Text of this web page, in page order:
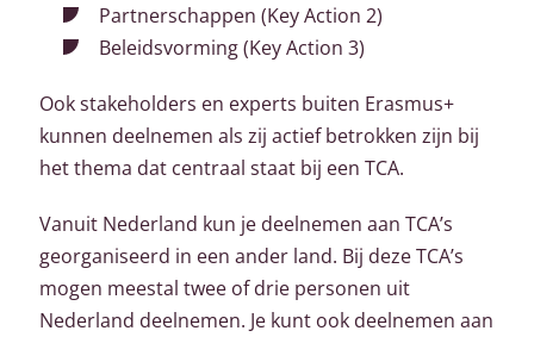
Partnerschappen (Key Action 2)
Beleidsvorming (Key Action 3)
Ook stakeholders en experts buiten Erasmus+
kunnen deelnemen als zij actief betrokken zijn bij
het thema dat centraal staat bij een TCA.
Vanuit Nederland kun je deelnemen aan TCA’s
georganiseerd in een ander land. Bij deze TCA’s
mogen meestal twee of drie personen uit
Nederland deelnemen. Je kunt ook deelnemen aan